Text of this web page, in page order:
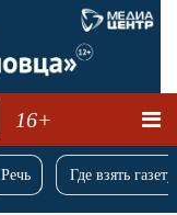
16+
Речь Где взять